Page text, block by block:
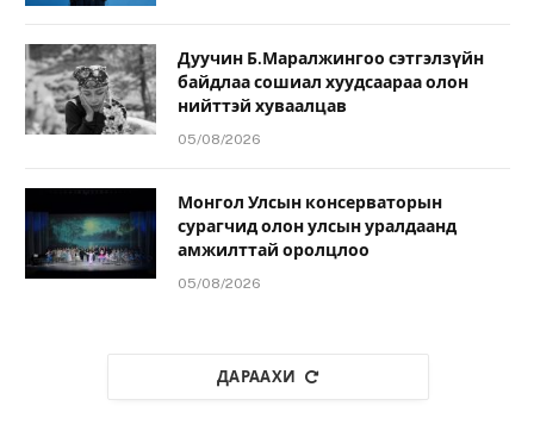
Дуучин Б.Маралжингоо сэтгэлзүйн
байдлаа сошиал хуудсаараа олон
нийттэй хуваалцав
05/08/2026
Монгол Улсын консерваторын
сурагчид олон улсын уралдаанд
амжилттай оролцлоо
05/08/2026
ДАРААХИ